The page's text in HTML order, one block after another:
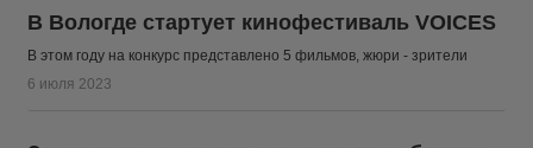
В Вологде стартует кинофестиваль VOICES
В этом году на конкурс представлено 5 фильмов, жюри - зрители
6 июля 2023